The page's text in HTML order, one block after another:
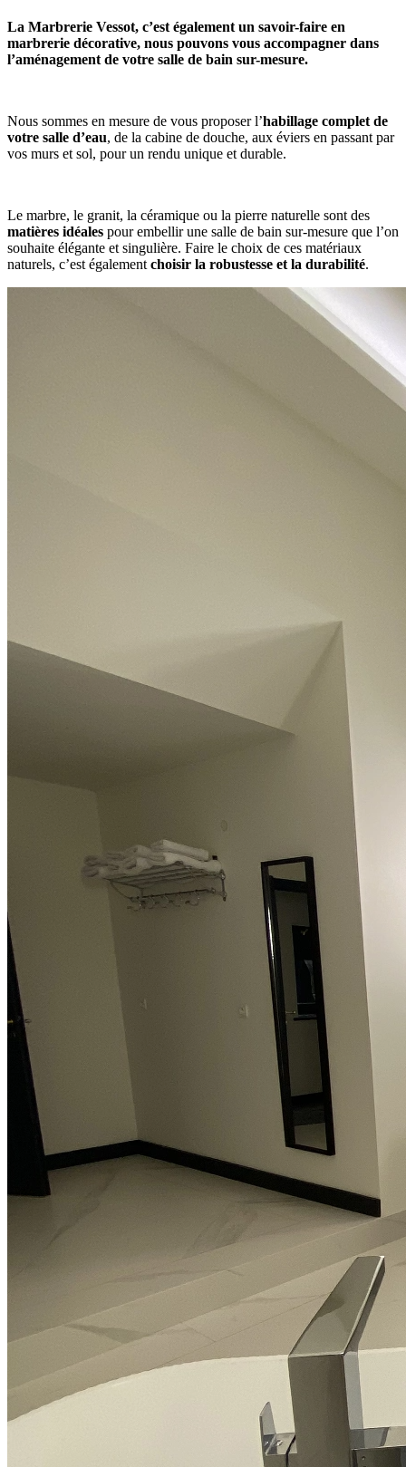
La Marbrerie Vessot, c’est également un savoir-faire en
marbrerie décorative, nous pouvons vous accompagner dans
l’aménagement de votre salle de bain sur-mesure.
Nous sommes en mesure de vous proposer l’habillage complet de
votre salle d’eau, de la cabine de douche, aux éviers en passant par
vos murs et sol, pour un rendu unique et durable.
Le marbre, le granit, la céramique ou la pierre naturelle sont des
matières idéales pour embellir une salle de bain sur-mesure que l’on
souhaite élégante et singulière. Faire le choix de ces matériaux
naturels, c’est également choisir la robustesse et la durabilité.